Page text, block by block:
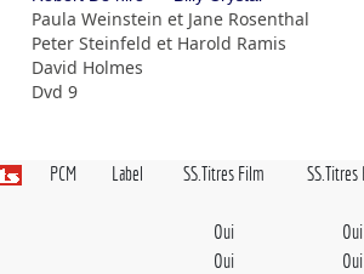
Paula Weinstein et Jane Rosenthal
Peter Steinfeld et Harold Ramis
David Holmes
Dvd 9
PCM Label SS.Titres Film SS.Titres
Oui Oui
Oui Oui